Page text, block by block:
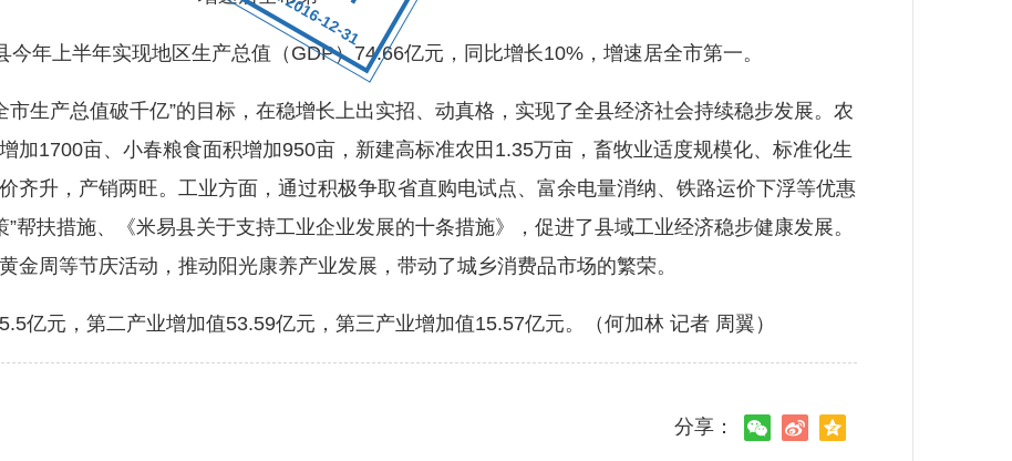
上半年实现地区生产总值（GDP）74.66亿元，同比增长10%，增速居全市第一。
产总值破千亿”的目标，在稳增长上出实招、动真格，实现了全县经济社会持续稳步发展。农
加1700亩、小春粮食面积增加950亩，新建高标准农田1.35万亩，畜牧业适度规模化、标准化生
齐升，产销两旺。工业方面，通过积极争取省直购电试点、富余电量消纳、铁路运价下浮等优惠
帮扶措施、《米易县关于支持工业企业发展的十条措施》，促进了县域工业经济稳步健康发展。
金周等节庆活动，推动阳光康养产业发展，带动了城乡消费品市场的繁荣。
元，第二产业增加值53.59亿元，第三产业增加值15.57亿元。（何加林 记者 周翼）
分享：